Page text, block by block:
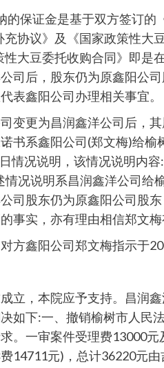
的保证金是基于双方签订
协议》及《国家政策性大
大豆委托收购合同》即是
司后，股东仍为原鑫阳公
表鑫阳公司办理相关事宜。
变更为昌润鑫洋公司后，
书系鑫阳公司(郑文梅)给
情况说明，该情况说明内
情况说明系昌润鑫洋公司
司股东仍为原鑫阳公司股
事实，亦有理由相信郑文
方鑫阳公司郑文梅指示于
立，本院应予支持。昌润
如下:一、撤销榆树市人民
。一审案件受理费13000
14711元)，总计36220元由